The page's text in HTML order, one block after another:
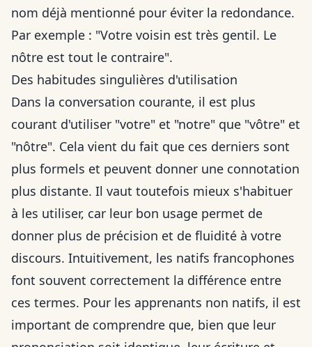
nom déjà mentionné pour éviter la redondance.
Par exemple : "Votre voisin est très gentil. Le
nôtre est tout le contraire".
Des habitudes singulières d'utilisation
Dans la conversation courante, il est plus
courant d'utiliser "votre" et "notre" que "vôtre" et
"nôtre". Cela vient du fait que ces derniers sont
plus formels et peuvent donner une connotation
plus distante. Il vaut toutefois mieux s'habituer
à les utiliser, car leur bon usage permet de
donner plus de précision et de fluidité à votre
discours. Intuitivement, les natifs francophones
font souvent correctement la différence entre
ces termes. Pour les apprenants non natifs, il est
important de comprendre que, bien que leur